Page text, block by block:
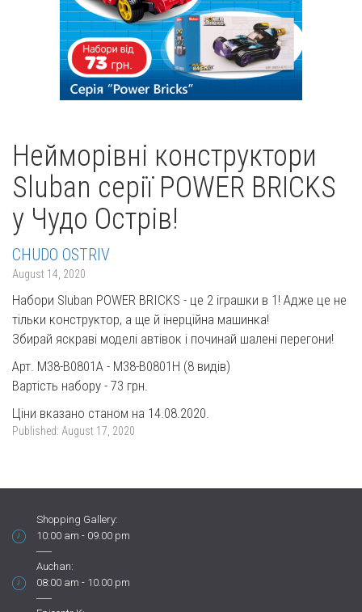
Нейморівні конструктори
Sluban серії POWER BRICKS
у Чудо Острів!
CHUDO OSTRIV
August 14, 2020
Набори Sluban РOWER BRICKS - це 2 іграшки в 1! Адже це не
тільки конструктор, а ще й інерційна машинка!
Збирай яскраві моделі автівок і починай шалені перегони!
Арт. M38-B0801A - M38-B0801H (8 видів)
Вартість набору - 73 грн.
Ціни вказано станом на 14.08.2020.
Published: August 17, 2020
Shopping Gallery:
10:00 am - 09.00 pm
Auchan:
08:00 am - 10.00 pm